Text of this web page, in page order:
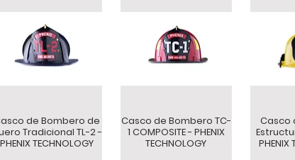
de Bombero de
Tradicional TL-2 -
PHENIX TECHNOLOGY
Casco de Bombero TC-
1 COMPOSITE - PHENIX
TECHNOLOGY
Casco
PHENIX